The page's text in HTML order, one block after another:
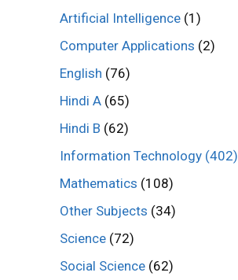
Artificial Intelligence (1)
Computer Applications (2)
English (76)
Hindi A (65)
Hindi B (62)
Information Technology (402)
Mathematics (108)
Other Subjects (34)
Science (72)
Social Science (62)